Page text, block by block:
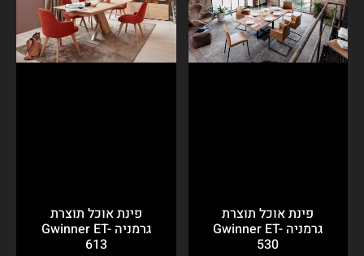
פינת אוכל תוצרת
גרמניה Gwinner ET-
530
פינת אוכל תוצרת
גרמניה Gwinner ET-
613